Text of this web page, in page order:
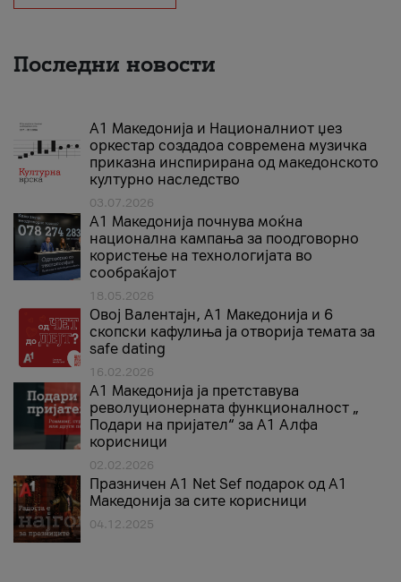
Последни новости
А1 Македонија и Националниот џез
оркестар создадоа современа музичка
приказна инспирирана од македонското
културно наследство
03.07.2026
A1 Македонија почнува моќна
национална кампања за поодговорно
користење на технологијата во
сообраќајот
18.05.2026
Овој Валентајн, A1 Македонија и 6
скопски кафулиња ја отворија темата за
safe dating
16.02.2026
А1 Македонија ја претставува
револуционерната функционалност „
Подари на пријател“ за А1 Алфа
корисници
02.02.2026
Празничен A1 Net Sеf подарок од А1
Македонија за сите корисници
04.12.2025